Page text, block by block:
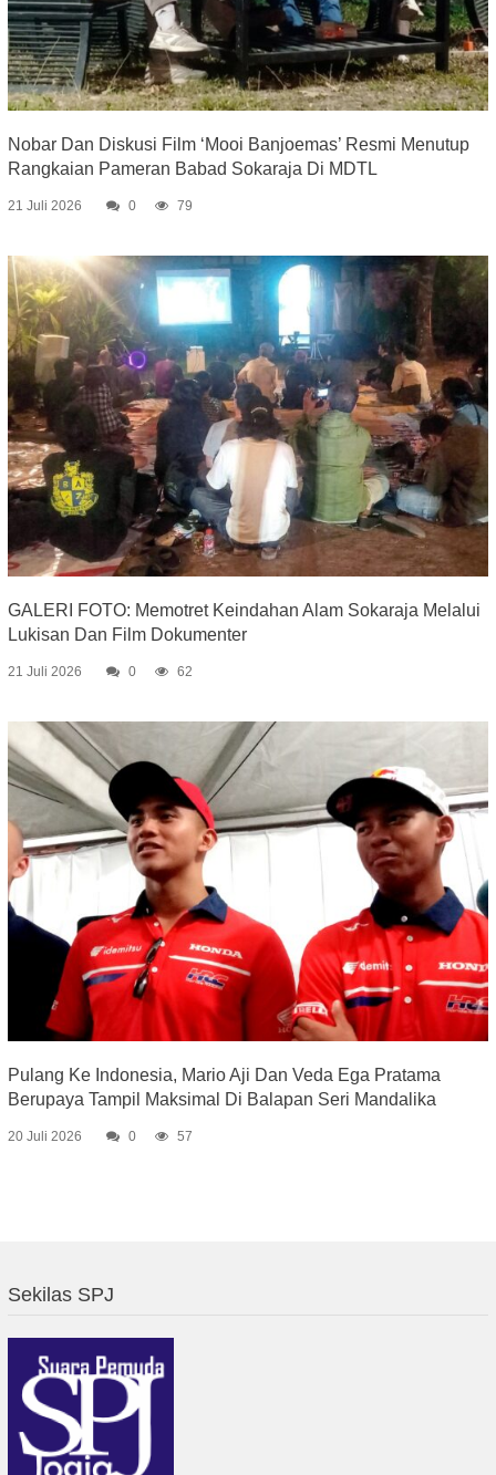
Nobar Dan Diskusi Film ‘Mooi Banjoemas’ Resmi Menutup
Rangkaian Pameran Babad Sokaraja Di MDTL
21 Juli 2026 0 79
GALERI FOTO: Memotret Keindahan Alam Sokaraja Melalui
Lukisan Dan Film Dokumenter
21 Juli 2026 0 62
Pulang Ke Indonesia, Mario Aji Dan Veda Ega Pratama
Berupaya Tampil Maksimal Di Balapan Seri Mandalika
20 Juli 2026 0 57
Sekilas SPJ